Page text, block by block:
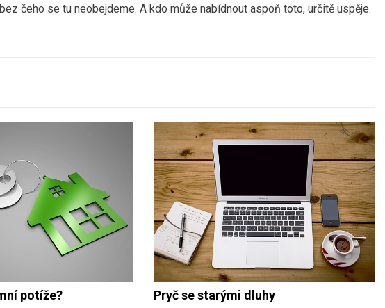
čeho se tu neobejdeme. A kdo může nabídnout aspoň toto, určitě uspěje.
potíže? Pryč se starými dluhy